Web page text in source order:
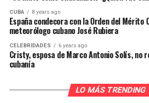
CUBA 8 years ago
España condecora con la Orden del
meteorólogo cubano José Rubiera
CELEBRIDADES 6 years ago
Cristy, esposa de Marco Antonio Solís, no
cubanía
LO MÁS TRENDING